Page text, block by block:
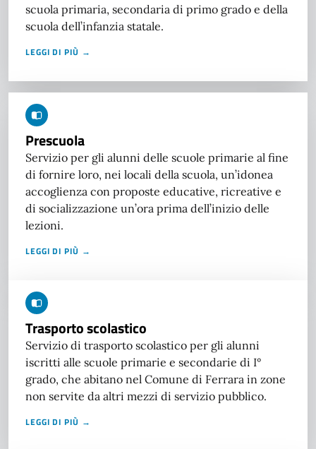
scuola primaria, secondaria di primo grado e della
scuola dell’infanzia statale.
LEGGI DI PIÙ →
Prescuola
Servizio per gli alunni delle scuole primarie al fine
di fornire loro, nei locali della scuola, un’idonea
accoglienza con proposte educative, ricreative e
di socializzazione un’ora prima dell’inizio delle
lezioni.
LEGGI DI PIÙ →
Trasporto scolastico
Servizio di trasporto scolastico per gli alunni
iscritti alle scuole primarie e secondarie di I°
grado, che abitano nel Comune di Ferrara in zone
non servite da altri mezzi di servizio pubblico.
LEGGI DI PIÙ →